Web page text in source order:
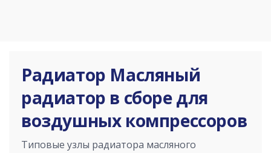
Радиатор Масляный
радиатор в сборе для
воздушных компрессоров
Типовые узлы радиатора масляного